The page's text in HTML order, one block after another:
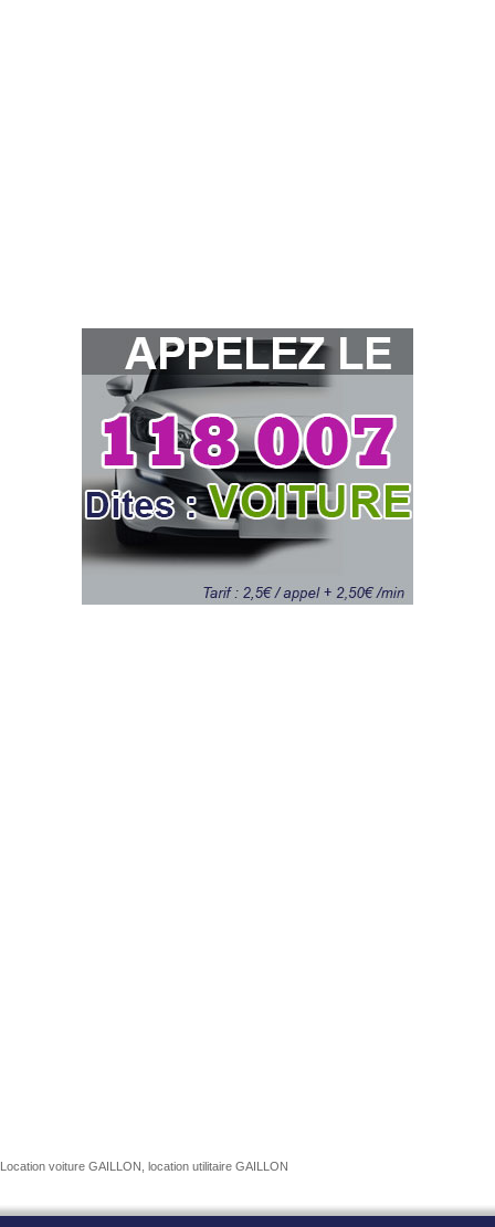
Location voiture GAILLON, location utilitaire GAILLON